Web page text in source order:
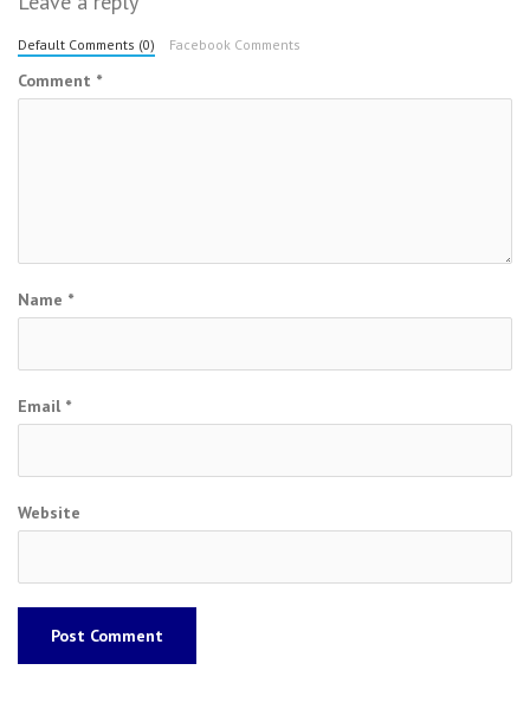
Default Comments (0) Facebook Comments
Comment *
Name *
Email *
Website